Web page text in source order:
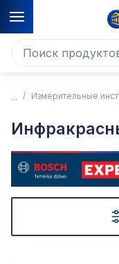
Измерительные